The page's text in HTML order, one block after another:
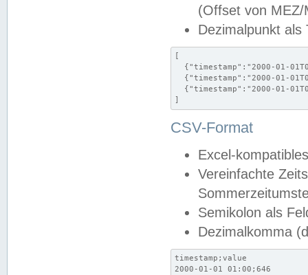
(Offset von MEZ/
Dezimalpunkt als
[
{"timestamp":"2000-01-
{"timestamp":"2000-01-
{"timestamp":"2000-01-
]
CSV-Format
Excel-
Vereinfachte
Semikolon als
Dezimalkomma
timestamp;value
2000-01-01 01:00;646